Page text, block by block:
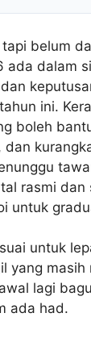
belum
ada dalam
ini.
boleh
dan
rasmi dan
untuk
untuk
yang masih
lagi
ada had.